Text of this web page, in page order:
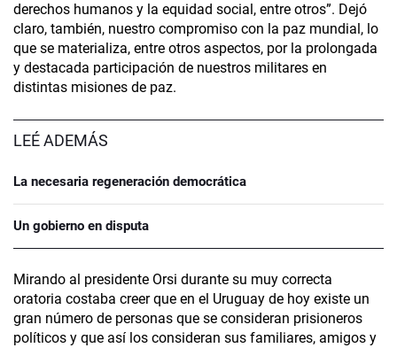
derechos humanos y la equidad social, entre otros”. Dejó
claro, también, nuestro compromiso con la paz mundial, lo
que se materializa, entre otros aspectos, por la prolongada
y destacada participación de nuestros militares en
distintas misiones de paz.
LEÉ ADEMÁS
La necesaria regeneración democrática
Un gobierno en disputa
Mirando al presidente Orsi durante su muy correcta
oratoria costaba creer que en el Uruguay de hoy existe un
gran número de personas que se consideran prisioneros
políticos y que así los consideran sus familiares, amigos y